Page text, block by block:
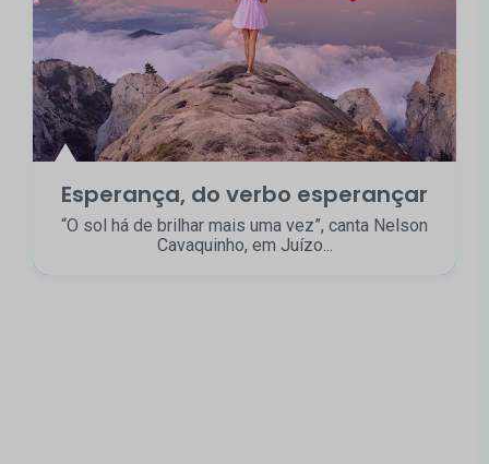
Esperança, do verbo esperançar
“O sol há de brilhar mais uma vez”, canta Nelson
Cavaquinho, em Juízo...